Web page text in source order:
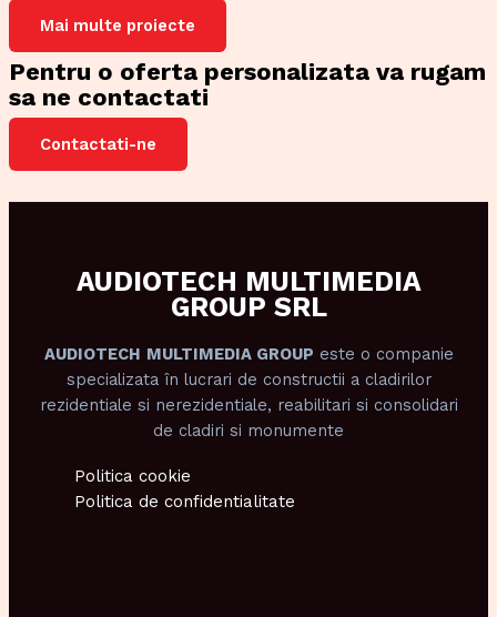
Mai multe proiecte
Pentru o oferta personalizata va rugam
sa ne contactati
Contactati-ne
AUDIOTECH MULTIMEDIA
GROUP SRL
AUDIOTECH MULTIMEDIA GROUP este o companie
specializata în lucrari de constructii a cladirilor
rezidentiale si nerezidentiale, reabilitari si consolidari
de cladiri si monumente
Politica cookie
Politica de confidentialitate